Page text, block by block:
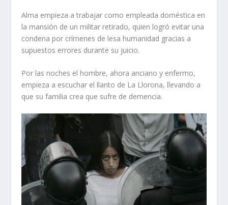
Alma empieza a trabajar como empleada doméstica en
la mansión de un militar retirado, quien logró evitar una
condena por crímenes de lesa humanidad gracias a
supuestos errores durante su juicio.
Por las noches el hombre, ahora anciano y enfermo,
empieza a escuchar el llanto de La Llorona, llevando a
que su familia crea que sufre de demencia.